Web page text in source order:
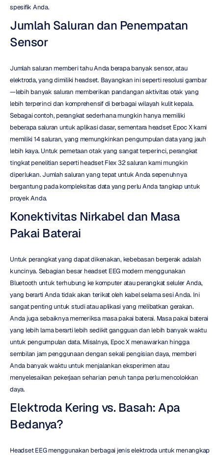
spesifik Anda.
Jumlah Saluran dan Penempatan
Sensor
Jumlah saluran memberi tahu Anda berapa banyak sensor, atau
elektroda, yang dimiliki headset. Bayangkan ini seperti resolusi gambar
—lebih banyak saluran memberikan pandangan aktivitas otak yang
lebih terperinci dan komprehensif di berbagai wilayah kulit kepala.
Sebagai contoh, perangkat sederhana mungkin hanya memiliki
beberapa saluran untuk aplikasi dasar, sementara headset Epoc X kami
memiliki 14 saluran, yang memungkinkan pengumpulan data yang jauh
lebih kaya. Untuk pemetaan otak yang sangat terperinci, perangkat
tingkat penelitian seperti headset Flex 32 saluran kami mungkin
diperlukan. Jumlah saluran yang tepat untuk Anda sepenuhnya
bergantung pada kompleksitas data yang perlu Anda tangkap untuk
proyek Anda.
Konektivitas Nirkabel dan Masa
Pakai Baterai
Untuk perangkat yang dapat dikenakan, kebebasan bergerak adalah
kuncinya. Sebagian besar headset EEG modern menggunakan
Bluetooth untuk terhubung ke komputer atau perangkat seluler Anda,
yang berarti Anda tidak akan terikat oleh kabel selama sesi Anda. Ini
sangat penting untuk studi atau aplikasi yang melibatkan gerakan.
Anda juga sebaiknya memeriksa masa pakai baterai. Masa pakai baterai
yang lebih lama berarti lebih sedikit gangguan dan lebih banyak waktu
untuk pengumpulan data. Misalnya, Epoc X menawarkan hingga
sembilan jam penggunaan dengan sekali pengisian daya, memberi
Anda banyak waktu untuk menjalankan eksperimen atau
menyelesaikan pekerjaan seharian penuh tanpa perlu mencolokkan
daya.
Elektroda Kering vs. Basah: Apa
Bedanya?
Headset EEG menggunakan berbagai jenis elektroda untuk menangkap